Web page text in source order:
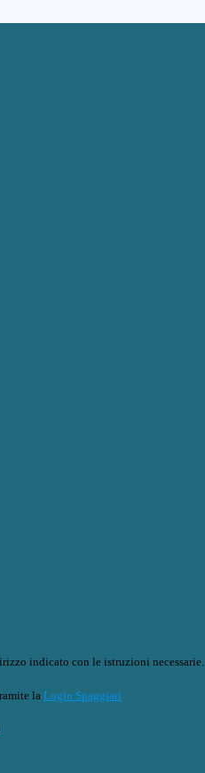
indicato con le istruzioni necessarie.
la Login Spaggiari